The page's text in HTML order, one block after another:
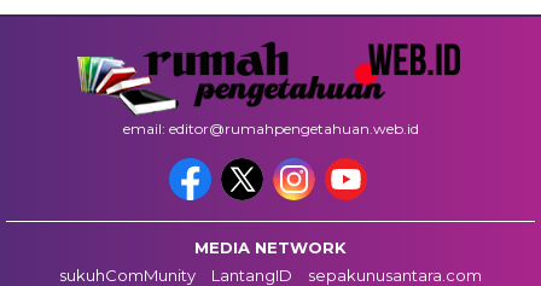
email: editor@rumahpengetahuan.web.id
MEDIA NETWORK
sukuhComMunity
LantangID
sepakunusantara.com